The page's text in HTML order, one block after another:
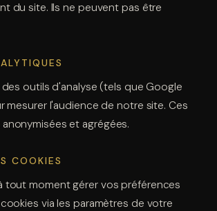
du site. Ils ne peuvent pas être
outils d'analyse (tels que Google
mesurer l'audience de notre site. Ces
et agrégées.
COOKIES
tout moment gérer vos préférences
via les paramètres de votre